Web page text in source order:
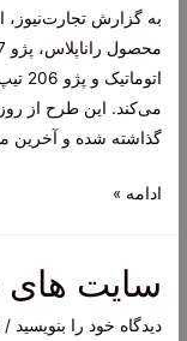
به گزارش تجارت‌نیوز،
گذاشته شده و آخرین
آخرین
فوری
ایران
ادامه »
سایت های
دیدگاه‌ خود را بنویسید /